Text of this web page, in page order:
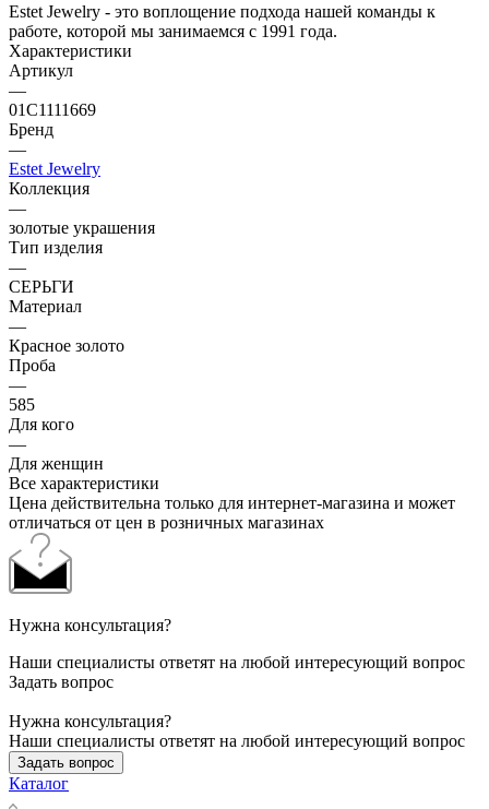
Estet Jewelry - это воплощение подхода нашей команды к
работе, которой мы занимаемся с 1991 года.
Характеристики
Артикул
—
01С1111669
Бренд
—
Estet Jewelry
Коллекция
—
золотые украшения
Тип изделия
—
СЕРЬГИ
Материал
—
Красное золото
Проба
—
585
Для кого
—
Для женщин
Все характеристики
Цена действительна только для интернет-магазина и может
отличаться от цен в розничных магазинах
Нужна консультация?
Наши специалисты ответят на любой интересующий вопрос
Задать вопрос
Нужна консультация?
Наши специалисты ответят на любой интересующий вопрос
Задать вопрос
Каталог